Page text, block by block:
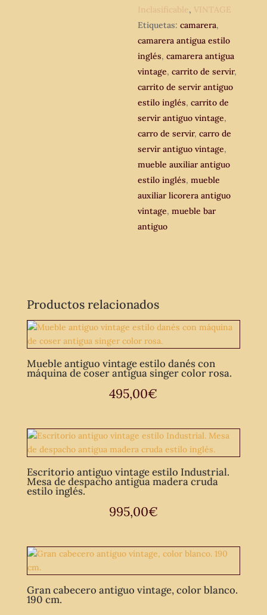
madera.
Mueble
auxiliar
carro.
cantidad
Inclasificable, VINTAGE
Etiquetas:camarera,
camarera antigua estilo
inglés,camarera antigua
vintage,carrito de servir,
carrito de servir antiguo
estilo inglés,carrito de
servir antiguo vintage,
carro de servir,carro de
servir antiguo vintage,
mueble auxiliar antiguo
estilo inglés,mueble
auxiliar licorera antiguo
vintage,mueble bar
antiguo
Productos relacionados
Mueble antiguo vintage estilo danés con
máquina de coser antigua singer color rosa.
495,00€
Escritorio antiguo vintage estilo Industrial.
Mesa de despacho antigua madera cruda
estilo inglés.
995,00€
Gran cabecero antiguo vintage, color blanco.
190 cm.